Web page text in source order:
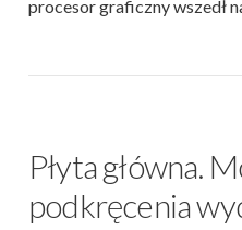
procesor graficzny wszedł
Płyta główna.
podkręcenia